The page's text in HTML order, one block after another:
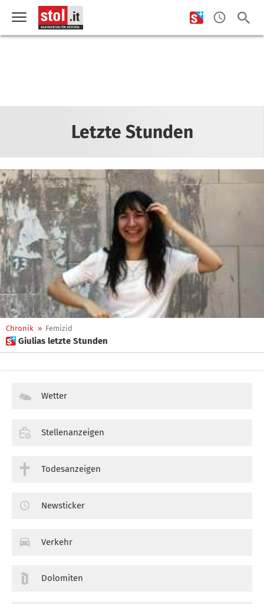
Letzte Stunden
Chronik » Femizid
 Giulias letzte Stunden
Wetter
Stellenanzeigen
Todesanzeigen
Newsticker
Verkehr
Dolomiten